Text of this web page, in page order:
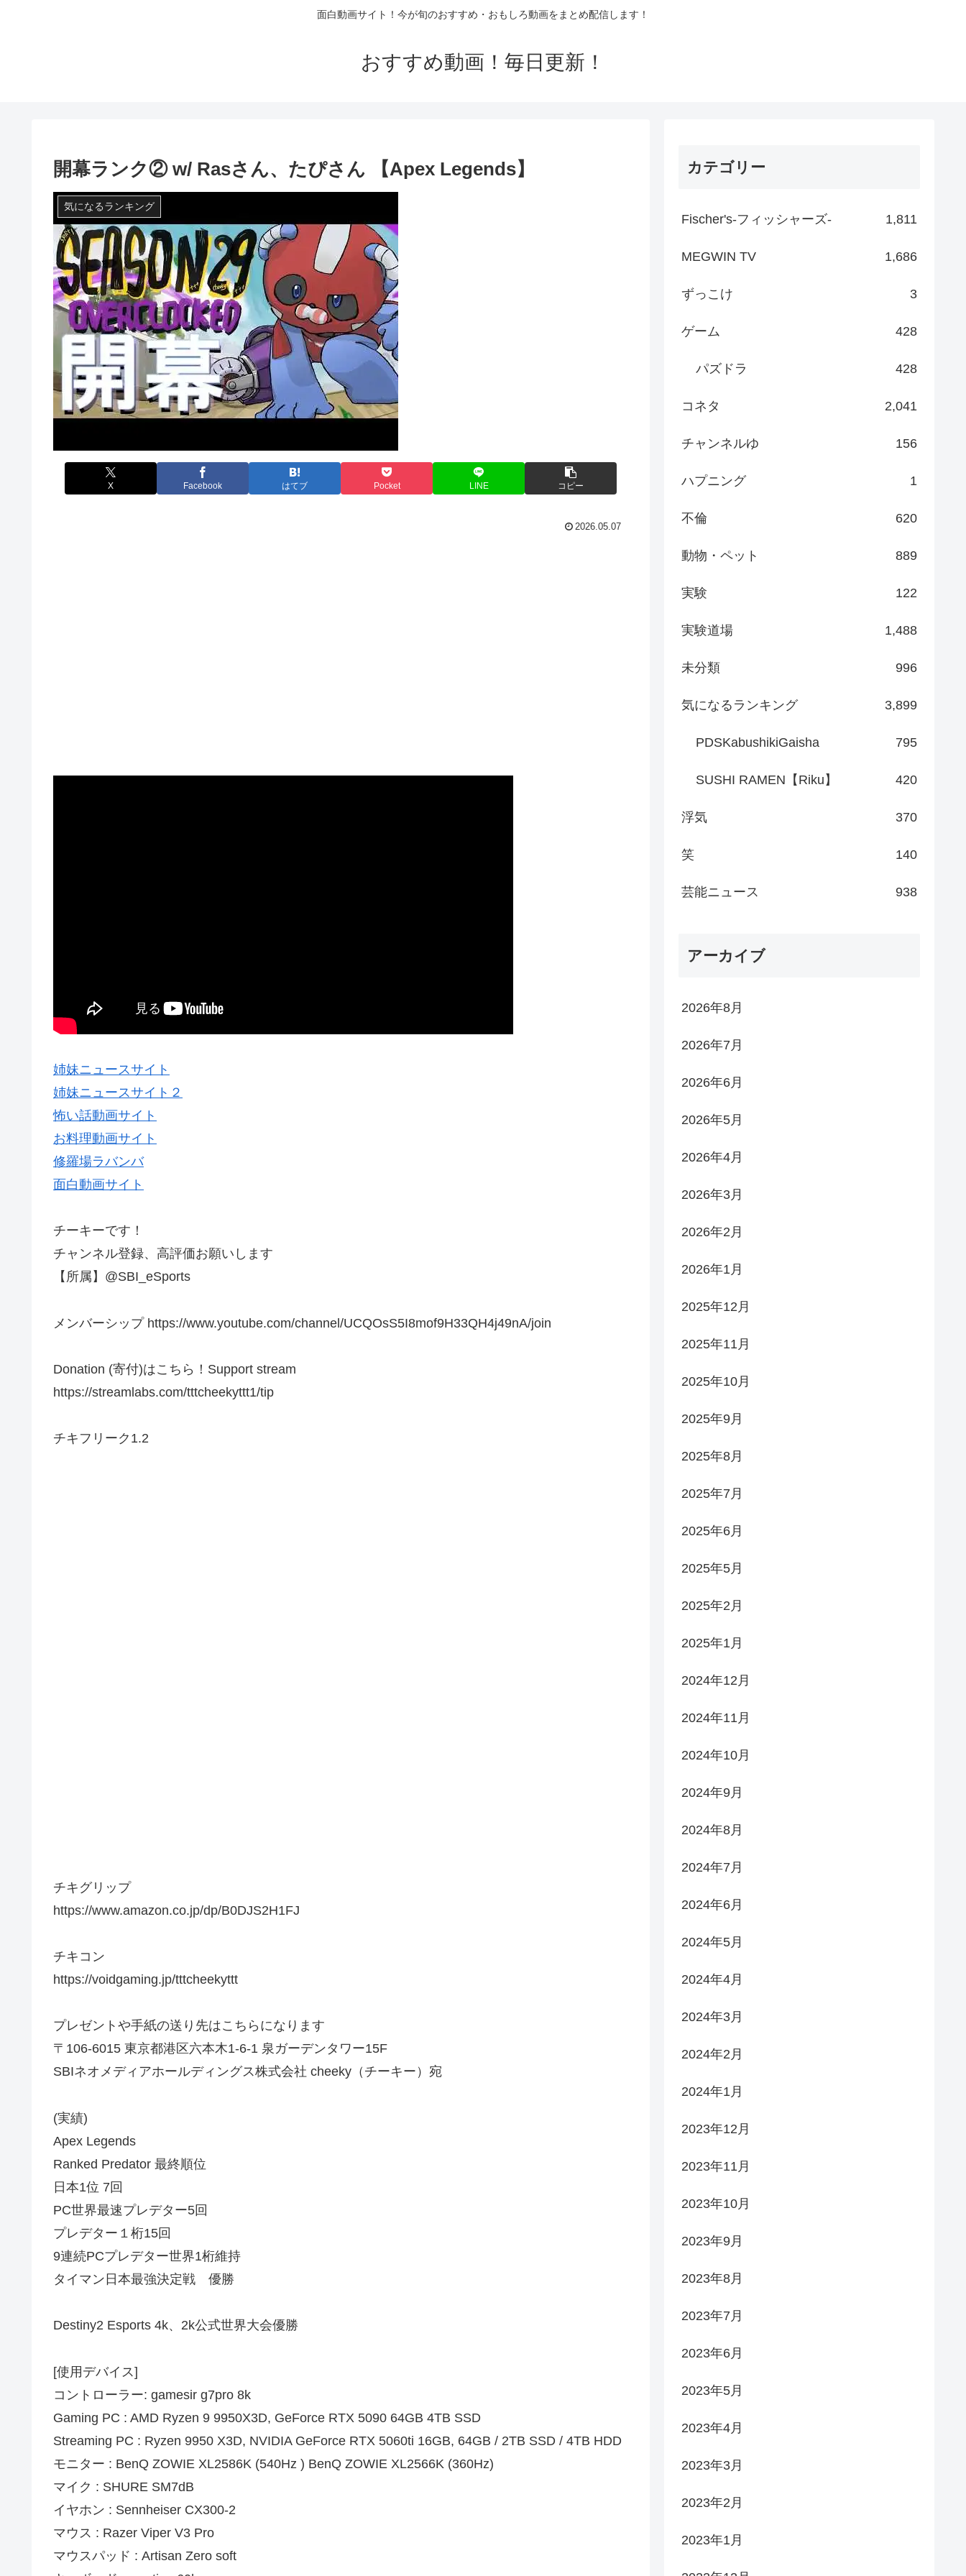
面白動画サイト！今が旬のおすすめ・おもしろ動画をまとめ配信します！
おすすめ動画！毎日更新！
開幕ランク② w/ Rasさん、たぴさん 【Apex Legends】
気になるランキング
X Facebook はてブ Pocket LINE コピー
2026.05.07
姉妹ニュースサイト
姉妹ニュースサイト２
怖い話動画サイト
お料理動画サイト
修羅場ラバンバ
面白動画サイト
チーキーです！
チャンネル登録、高評価お願いします
【所属】@SBI_eSports
メンバーシップ https://www.youtube.com/channel/UCQOsS5I8mof9H33QH4j49nA/join
Donation (寄付)はこちら！Support stream
https://streamlabs.com/tttcheekyttt1/tip
チキフリーク1.2
チキグリップ
https://www.amazon.co.jp/dp/B0DJS2H1FJ
チキコン
https://voidgaming.jp/tttcheekyttt
プレゼントや手紙の送り先はこちらになります
〒106-6015 東京都港区六本木1-6-1 泉ガーデンタワー15F
SBIネオメディアホールディングス株式会社 cheeky（チーキー）宛
(実績)
Apex Legends
Ranked Predator 最終順位
日本1位 7回
PC世界最速プレデター5回
プレデター１桁15回
9連続PCプレデター世界1桁維持
タイマン日本最強決定戦 優勝
Destiny2 Esports 4k、2k公式世界大会優勝
[使用デバイス]
コントローラー: gamesir g7pro 8k
Gaming PC : AMD Ryzen 9 9950X3D, GeForce RTX 5090 64GB 4TB SSD
Streaming PC : Ryzen 9950 X3D, NVIDIA GeForce RTX 5060ti 16GB, 64GB / 2TB SSD / 4TB HDD
モニター : BenQ ZOWIE XL2586K (540Hz ) BenQ ZOWIE XL2566K (360Hz)
マイク : SHURE SM7dB
イヤホン : Sennheiser CX300-2
マウス : Razer Viper V3 Pro
マウスパッド : Artisan Zero soft
カテゴリー
Fischer's-フィッシャーズ- 1,811
MEGWIN TV 1,686
ずっこけ 3
ゲーム 428
パズドラ 428
コネタ 2,041
チャンネルゆ 156
ハプニング 1
不倫 620
動物・ペット 889
実験 122
実験道場 1,488
未分類 996
気になるランキング 3,899
PDSKabushikiGaisha 795
SUSHI RAMEN【Riku】 420
浮気 370
笑 140
芸能ニュース 938
アーカイブ
2026年8月
2026年7月
2026年6月
2026年5月
2026年4月
2026年3月
2026年2月
2026年1月
2025年12月
2025年11月
2025年10月
2025年9月
2025年8月
2025年7月
2025年6月
2025年5月
2025年2月
2025年1月
2024年12月
2024年11月
2024年10月
2024年9月
2024年8月
2024年7月
2024年6月
2024年5月
2024年4月
2024年3月
2024年2月
2024年1月
2023年12月
2023年11月
2023年10月
2023年9月
2023年8月
2023年7月
2023年6月
2023年5月
2023年4月
2023年3月
2023年2月
2023年1月